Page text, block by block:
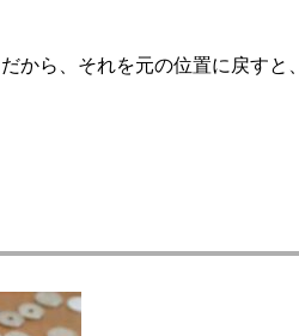
から、それを元の位置に戻すと、